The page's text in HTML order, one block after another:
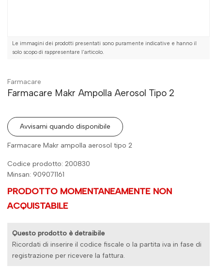
Le immagini dei prodotti presentati sono puramente indicative e hanno il
solo scopo di rappresentare l'articolo.
Farmacare
Farmacare Makr Ampolla Aerosol Tipo 2
Avvisami quando disponibile
Farmacare Makr ampolla aerosol tipo 2
Codice prodotto: 200830
Minsan: 909071161
PRODOTTO MOMENTANEAMENTE NON
ACQUISTABILE
Questo prodotto è detraibile
Ricordati di inserire il codice fiscale o la partita iva in fase di
registrazione per ricevere la fattura.